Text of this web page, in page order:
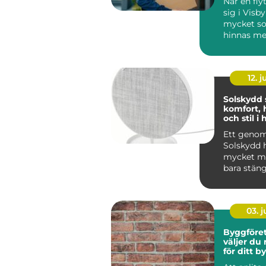
sig i
mycket
hinnas
flyttfirm...
12.
Solskydd
komfort,
och stil i
Ett
Solskydd
mycket
bara
ka...
03.
väljer du
för ditt